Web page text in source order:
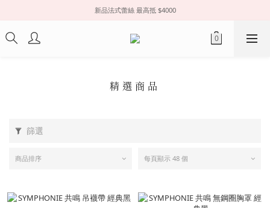
新品法式蕾絲 最高抵 $4000
精選商品
篩選
商品排序 每頁顯示 48 個